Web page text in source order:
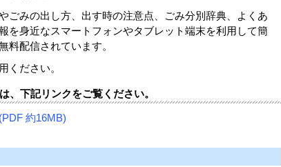
ごみの出し方、出す時の注意点、ごみ分別辞典、よくあ
を身近なスマートフォンやタブレット端末を利用して簡
料配信されています。
ください。
、下記リンクをご覧ください。
約16MB)